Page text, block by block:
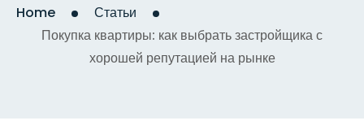
Home
Статьи
Покупка квартиры: как выбрать застройщика с
хорошей репутацией на рынке